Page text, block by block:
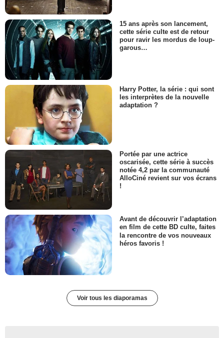
15 ans après son lancement,
cette série culte est de retour
pour ravir les mordus de loup-
garous…
Harry Potter, la série : qui sont
les interprètes de la nouvelle
adaptation ?
Portée par une actrice
oscarisée, cette série à succès
notée 4,2 par la communauté
AlloCiné revient sur vos écrans
!
Avant de découvrir l’adaptation
en film de cette BD culte, faites
la rencontre de vos nouveaux
héros favoris !
Voir tous les diaporamas